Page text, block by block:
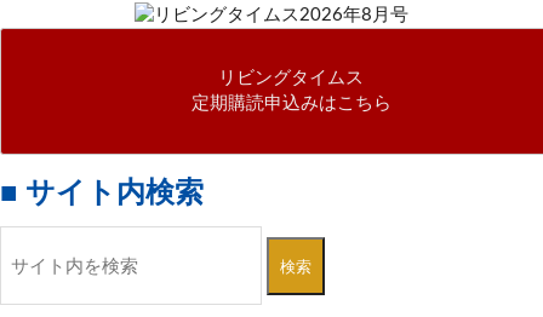
リビングタイムス
定期購読申込みはこちら
■ サイト内検索
検索